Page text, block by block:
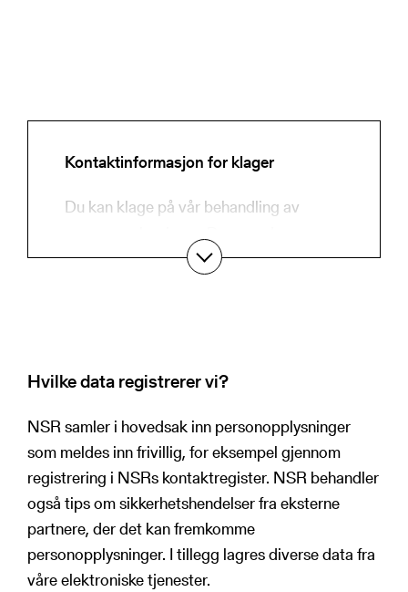
Kontaktinformasjon for klager
Du kan klage på vår behandling av
at vi ikke har overholdt dine rettigheter i
Postadresse: Middelthuns gate 27,
0368 Oslo, Norge
Du har også rett til å klage til
tilsynsmyndigheten. Dette gjøres ved å
sende klage til Datatilsynet:
Hvilke data registrerer vi?
NSR samler i hovedsak inn personopplysninger
som meldes inn frivillig, for eksempel gjennom
registrering i NSRs kontaktregister. NSR behandler
også tips om sikkerhetshendelser fra eksterne
partnere, der det kan fremkomme
personopplysninger. I tillegg lagres diverse data fra
våre elektroniske tjenester.